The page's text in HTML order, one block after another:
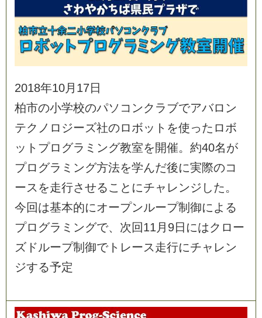
2018年10月 17日
柏市の小学校のパソ コ ンク ラブでアバロ ン
テク ノ ロ ジーズ社のロボッ ト を使った ロボ
ッ ト プロ グラ ミ ング教室を開催。 約40名が
プロ グラ ミ ング方法を学んだ後に実際のコ
ース を走行させるこ と にチャ レンジ した。
今回は基本的にオープンループ制 御に よ る
プロ グラ ミ ングで、 次 回11 月 9日 にはク ロー
ズ ドループ制 御でト レース走行にチャ レン
ジする予定